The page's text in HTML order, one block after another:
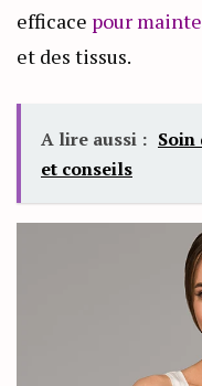
efficace pour
et des tissus.
A lire aussi : Soin
et conseils